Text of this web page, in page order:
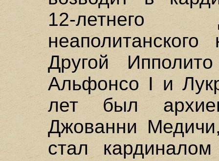
12-летнего
Другой
Альфонсо I и
лет был
Джованни
стал